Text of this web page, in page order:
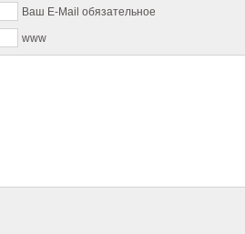
Ваш E-Mail обязательное
www